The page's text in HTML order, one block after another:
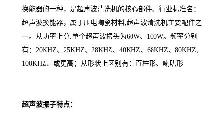
换能器的一种，是超声波清洗机的核心部件。行业标准名：
超声波换能器，属于压电陶瓷材料,超声波清洗机主要配件之
一。从功率上分,单个超声波振头为60W、100W。频率分别
有：20KHZ、25KHZ、28KHZ、40KHZ、68KHZ、80KHZ、
100KHZ、或更高；从形状上区别有：直柱形、喇叭形
超声波振子特点：